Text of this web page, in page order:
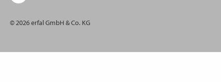
© 2026 erfal GmbH & Co. KG